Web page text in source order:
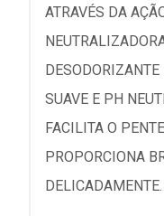
ATRAVÉS DA
SUAVE E PH
FACILITA O
PROPORCIONA
DELICADAMENTE.